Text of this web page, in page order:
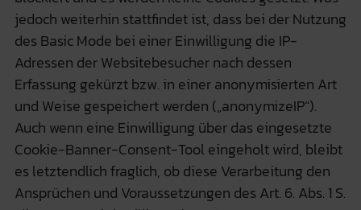
jedoch weiterhin stattfindet ist, dass bei der Nutzung
des Basic Mode bei einer Einwilligung die IP-
Adressen der Websitebesucher nach dessen
Erfassung gekürzt bzw. in einer anonymisierten Art
und Weise gespeichert werden („anonymizeIP“).
Auch wenn eine Einwilligung über das eingesetzte
Cookie-Banner-Consent-Tool eingeholt wird, bleibt
es letztendlich fraglich, ob diese Verarbeitung den
Ansprüchen und Voraussetzungen des Art. 6. Abs. 1 S.